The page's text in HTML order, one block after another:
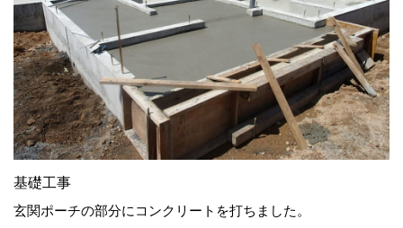
基礎工事
玄関ポーチの部分にコンクリートを打ちました。